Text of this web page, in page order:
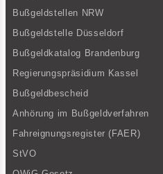
Bußgeldstellen NRW
Bußgeldstelle Düsseldorf
Bußgeldkatalog Brandenburg
Regierungspräsidium Kassel
Bußgeldbescheid
Anhörung im Bußgeldverfahren
Fahreignungsregister (FAER)
StVO